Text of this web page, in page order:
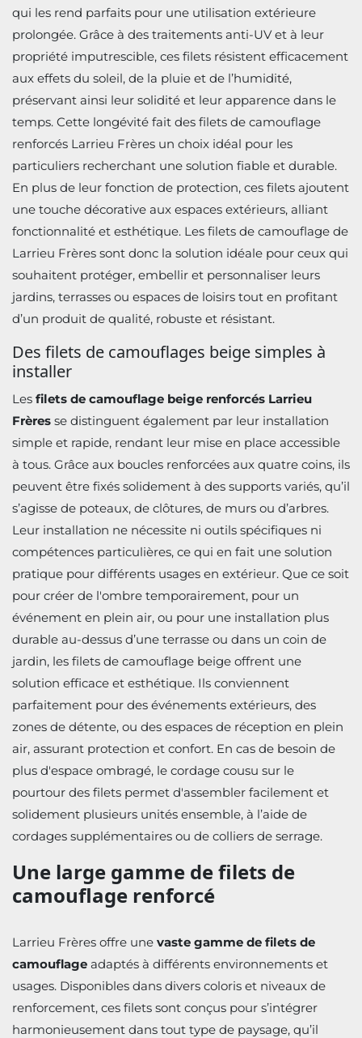
qui les rend parfaits pour une utilisation extérieure
prolongée. Grâce à des traitements anti-UV et à leur
propriété imputrescible, ces filets résistent efficacement
aux effets du soleil, de la pluie et de l’humidité,
préservant ainsi leur solidité et leur apparence dans le
temps. Cette longévité fait des filets de camouflage
renforcés Larrieu Frères un choix idéal pour les
particuliers recherchant une solution fiable et durable.
En plus de leur fonction de protection, ces filets ajoutent
une touche décorative aux espaces extérieurs, alliant
fonctionnalité et esthétique. Les filets de camouflage de
Larrieu Frères sont donc la solution idéale pour ceux qui
souhaitent protéger, embellir et personnaliser leurs
jardins, terrasses ou espaces de loisirs tout en profitant
d’un produit de qualité, robuste et résistant.
Des filets de camouflages beige simples à
installer
Les filets de camouflage beige renforcés Larrieu
Frères se distinguent également par leur installation
simple et rapide, rendant leur mise en place accessible
à tous. Grâce aux boucles renforcées aux quatre coins, ils
peuvent être fixés solidement à des supports variés, qu’il
s’agisse de poteaux, de clôtures, de murs ou d’arbres.
Leur installation ne nécessite ni outils spécifiques ni
compétences particulières, ce qui en fait une solution
pratique pour différents usages en extérieur. Que ce soit
pour créer de l'ombre temporairement, pour un
événement en plein air, ou pour une installation plus
durable au-dessus d’une terrasse ou dans un coin de
jardin, les filets de camouflage beige offrent une
solution efficace et esthétique. Ils conviennent
parfaitement pour des événements extérieurs, des
zones de détente, ou des espaces de réception en plein
air, assurant protection et confort. En cas de besoin de
plus d'espace ombragé, le cordage cousu sur le
pourtour des filets permet d'assembler facilement et
solidement plusieurs unités ensemble, à l’aide de
cordages supplémentaires ou de colliers de serrage.
Une large gamme de filets de
camouflage renforcé
Larrieu Frères offre une vaste gamme de filets de
camouflage adaptés à différents environnements et
usages. Disponibles dans divers coloris et niveaux de
renforcement, ces filets sont conçus pour s’intégrer
harmonieusement dans tout type de paysage, qu’il